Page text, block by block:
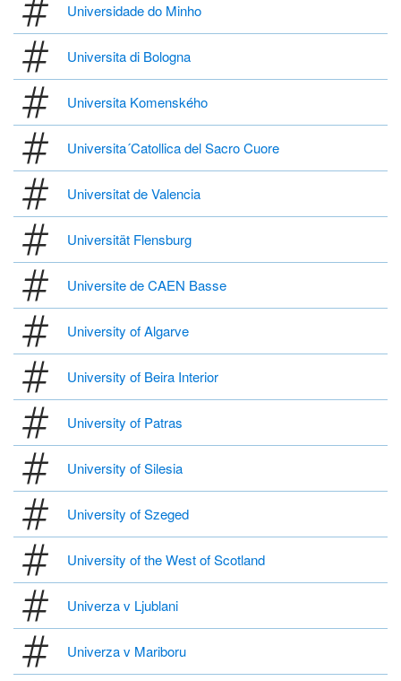
Universidade do Minho
Universita di Bologna
Universita Komenského
Universita´Catollica del Sacro Cuore
Universitat de Valencia
Universität Flensburg
Universite de CAEN Basse
University of Algarve
University of Beira Interior
University of Patras
University of Silesia
University of Szeged
University of the West of Scotland
Univerza v Ljublani
Univerza v Mariboru